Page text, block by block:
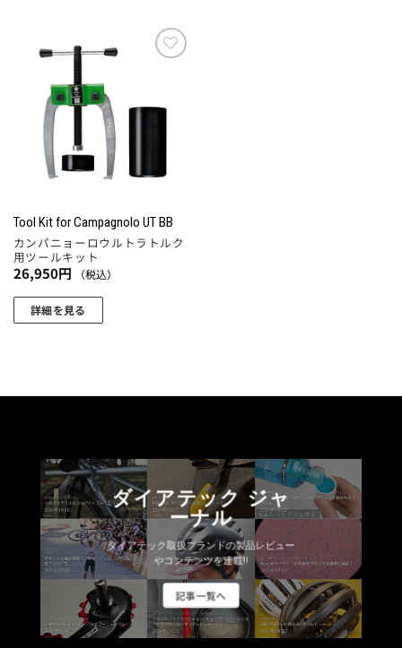
ー
ジ
か
ら
選
す
Tool Kit for Campagnolo UT BB
カンパニョーロウルトラトルク
用ツールキット
26,950円 （税込）
詳細を見る
ダイアテック ジャ
ーナル
ダイアテック取扱ブランドの製品レビュー
やコンテンツを連載!!
記事一覧へ